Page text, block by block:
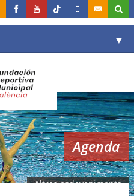
▼
▼
▼
▼
Agenda
Altres esdeveniments